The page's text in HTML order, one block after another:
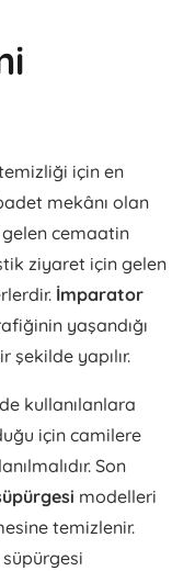
için en
mekânı olan
cemaatin
ziyaret için gelen
İmparator
yaşandığı
yapılır.
kullanılanlara
için camilere
Son
modelleri
temizlenir.
süpürgesi